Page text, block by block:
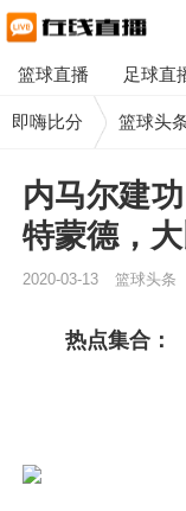
篮球直播 足球直
即嗨比分 篮球头
内马尔建
特蒙德，
2020-03-13 篮球头条
热点集合：